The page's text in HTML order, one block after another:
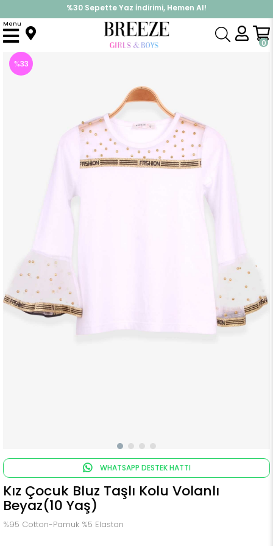
%30 Sepette Yaz İndirimi, Hemen Al!
İndirimlere ek %10 İndirimi Kap, Hemen Üye Ol!
0
Menu
Anasayfa Üst Giyim Uzun Kollu Tişört Kız Çocuk Bluz Taşlı Kolu Volanlı Beyaz(10 Yaş)
%33
WHATSAPP DESTEK HATTI
Kız Çocuk Bluz Taşlı Kolu Volanlı
Beyaz(10 Yaş)
%95 Cotton-Pamuk %5 Elastan